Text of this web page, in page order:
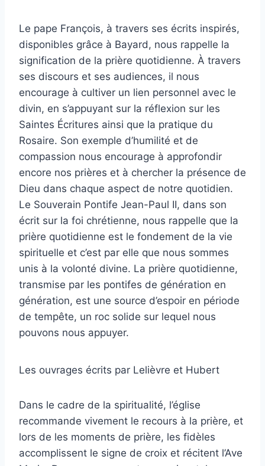
Le pape François, à travers ses écrits inspirés,
disponibles grâce à Bayard, nous rappelle la
signification de la prière quotidienne. À travers
ses discours et ses audiences, il nous
encourage à cultiver un lien personnel avec le
divin, en s’appuyant sur la réflexion sur les
Saintes Écritures ainsi que la pratique du
Rosaire. Son exemple d’humilité et de
compassion nous encourage à approfondir
encore nos prières et à chercher la présence de
Dieu dans chaque aspect de notre quotidien.
Le Souverain Pontife Jean-Paul II, dans son
écrit sur la foi chrétienne, nous rappelle que la
prière quotidienne est le fondement de la vie
spirituelle et c’est par elle que nous sommes
unis à la volonté divine. La prière quotidienne,
transmise par les pontifes de génération en
génération, est une source d’espoir en période
de tempête, un roc solide sur lequel nous
pouvons nous appuyer.
Les ouvrages écrits par Lelièvre et Hubert
Dans le cadre de la spiritualité, l’église
recommande vivement le recours à la prière, et
lors de les moments de prière, les fidèles
accomplissent le signe de croix et récitent l’Ave